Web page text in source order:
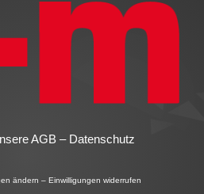
AGB – Datenschutz
ändern – Einwilligungen widerrufen